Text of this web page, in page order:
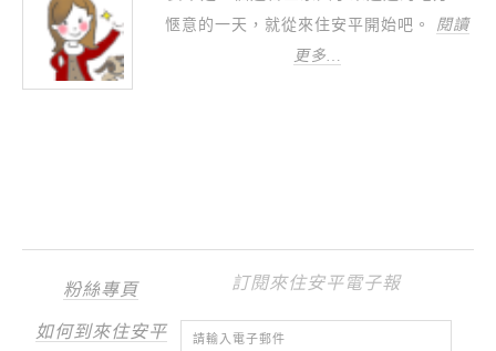
愜意的一天，就從來住安平開始吧。 閱讀
更多…
粉絲專頁
如何到來住安平
訂閱來住安平電子報